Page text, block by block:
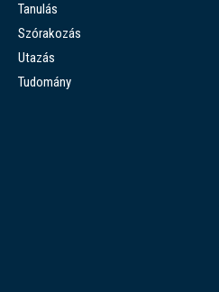
Tanulás
Szórakozás
Utazás
Tudomány